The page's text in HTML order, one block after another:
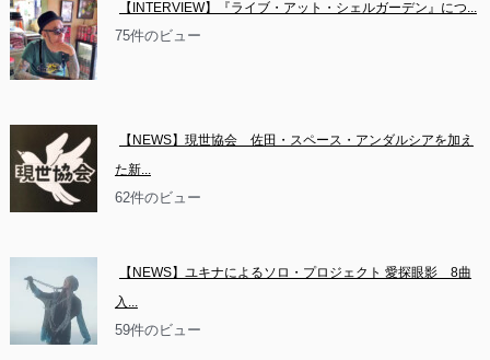
【INTERVIEW】『ライブ・アット・シェルガーデン』につ...
75件のビュー
【NEWS】現世協会　佐田・スペース・アンダルシアを加え
た新...
62件のビュー
【NEWS】ユキナによるソロ・プロジェクト 愛探眼影　8曲
入...
59件のビュー